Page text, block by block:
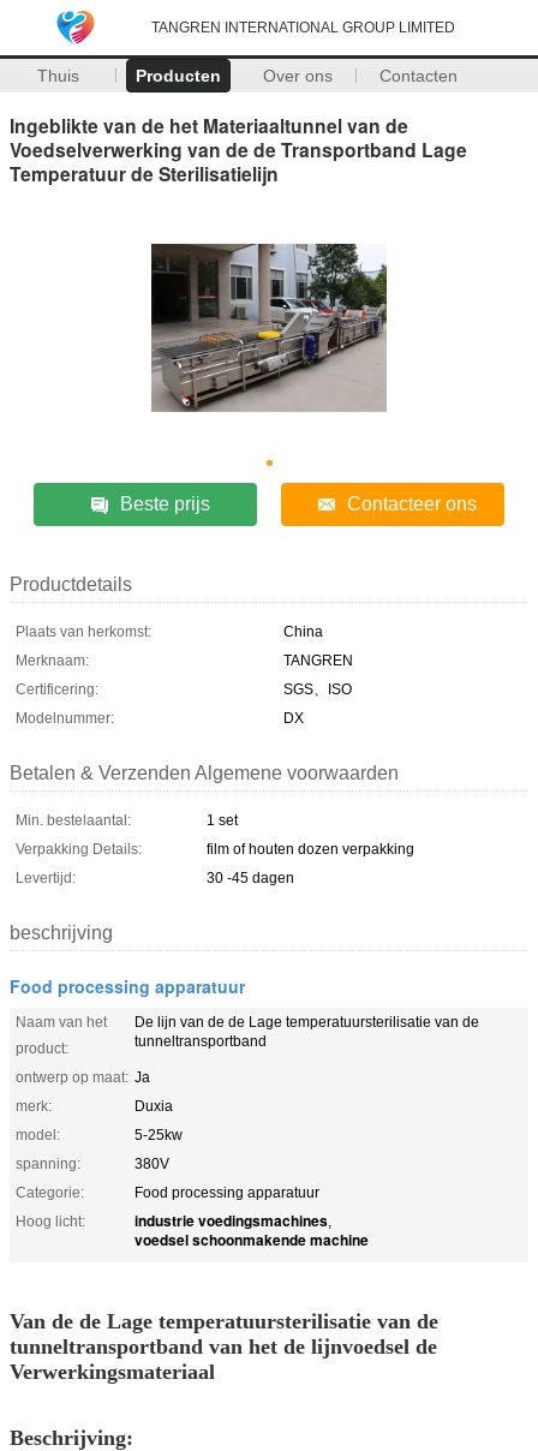
TANGREN INTERNATIONAL GROUP LIMITED
Thuis Producten Over ons Contacten
Ingeblikte van de het Materiaaltunnel van de
Voedselverwerking van de de Transportband Lage
Temperatuur de Sterilisatielijn
Beste prijs Contacteer ons
Productdetails
Plaats van herkomst:
China
Merknaam:
TANGREN
Certificering:
SGS、ISO
Modelnummer:
DX
Betalen & Verzenden Algemene voorwaarden
Min. bestelaantal:
1 set
Verpakking Details:
film of houten dozen verpakking
Levertijd:
30 -45 dagen
beschrijving
Food processing apparatuur
Naam van het
product:
De lijn van de de Lage temperatuursterilisatie van de
tunneltransportband
ontwerp op maat: Ja
merk:
Duxia
model:
5-25kw
spanning:
380V
Categorie:
Food processing apparatuur
Hoog licht:
industrie voedingsmachines,
voedsel schoonmakende machine
Van de de Lage temperatuursterilisatie van de
tunneltransportband van het de lijnvoedsel de
Verwerkingsmateriaal
Beschrijving: